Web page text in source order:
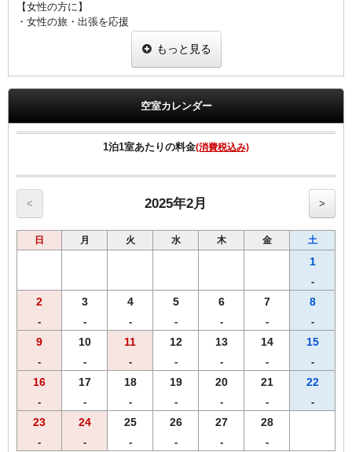
【女性の方に】
・女性の旅・出張を応援
ピュアスマイル eyeしてる
ジュレーム ノンシリコンシャンプー・トリートメント
※内容については変更になることもあります。ご了承下さい。
完備。
・ご宿泊者様専用の大浴場をご利用いただけます。
もっと見る
空室カレンダー
1泊1室あたりの料金(消費税込み)
< 2025年2月 >
日 月 火 水 木 金 土
1
-
2
-
3
-
4
-
5
-
6
-
7
-
8
-
9
-
10
-
11
-
12
-
13
-
14
-
15
-
16
-
17
-
18
-
19
-
20
-
21
-
22
-
23
-
24
-
25
-
26
-
27
-
28
-